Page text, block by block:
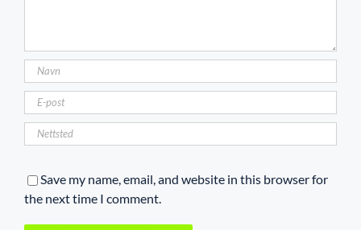
Save my name, email, and website in this browser for
the next time I comment.